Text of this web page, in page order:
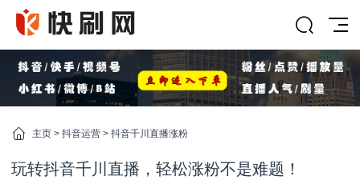
主页 > 抖音运营 > 抖音千川直播涨粉
玩转抖音千川直播，轻松涨粉不是难题！